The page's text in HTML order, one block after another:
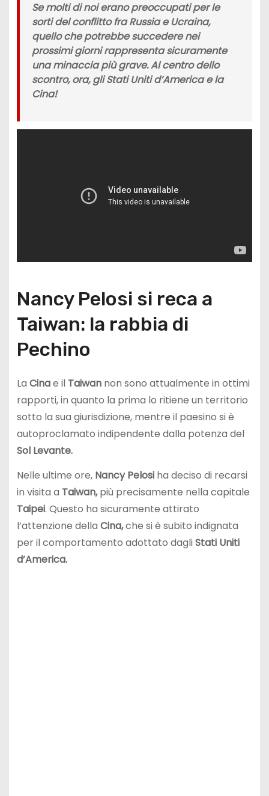
Se molti di noi erano preoccupati per le
sorti delconflitto fra Russia e Ucraina,
quello che potrebbe succedere nei
prossimi giorni rappresenta sicuramente
una minaccia più grave. Al centro dello
scontro, ora,gli Stati Uniti d’America e la
Cina!
Nancy Pelosi si reca a
Taiwan: la rabbia di
Pechino
La Cinae il Taiwannon sono attualmente in ottimi
rapporti, in quanto la prima lo ritiene un territorio
sotto la sua giurisdizione, mentre il paesino si è
autoproclamato indipendente dalla potenza del
Sol Levante.
Nelle ultime ore, Nancy Pelosiha deciso di recarsi
in visita a Taiwan,più precisamente nella capitale
Taipei. Questo ha sicuramente attirato
l’attenzione della Cina,che si è subito indignata
per il comportamento adottato dagliStati Uniti
d’America.